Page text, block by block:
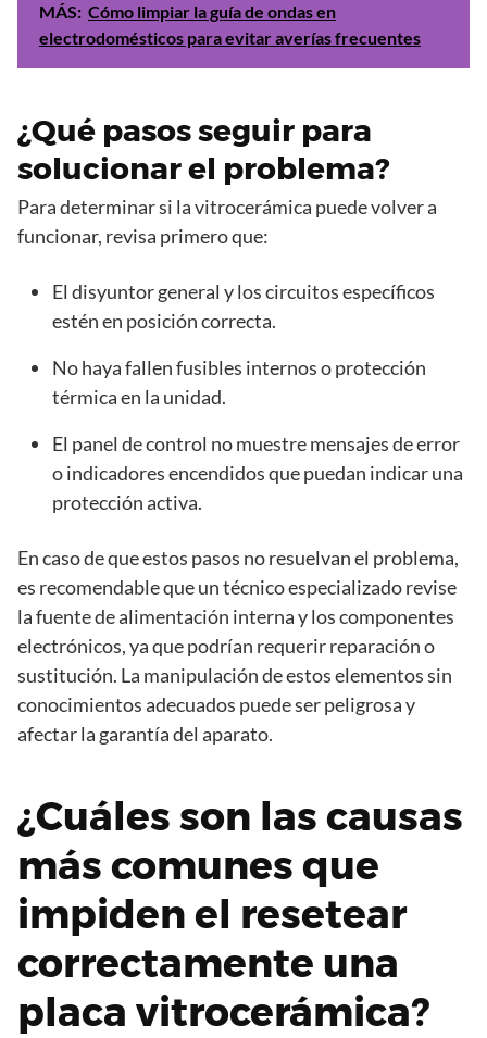
MÁS: Cómo limpiar la guía de ondas en
electrodomésticos para evitar averías frecuentes
¿Qué pasos seguir para
solucionar el problema?
Para determinar si la vitrocerámica puede volver a
funcionar, revisa primero que:
El disyuntor general y los circuitos específicos
estén en posición correcta.
No haya fallen fusibles internos o protección
térmica en la unidad.
El panel de control no muestre mensajes de error
o indicadores encendidos que puedan indicar una
protección activa.
En caso de que estos pasos no resuelvan el problema,
es recomendable que un técnico especializado revise
la fuente de alimentación interna y los componentes
electrónicos, ya que podrían requerir reparación o
sustitución. La manipulación de estos elementos sin
conocimientos adecuados puede ser peligrosa y
afectar la garantía del aparato.
¿Cuáles son las causas
más comunes que
impiden el resetear
correctamente una
placa vitrocerámica?